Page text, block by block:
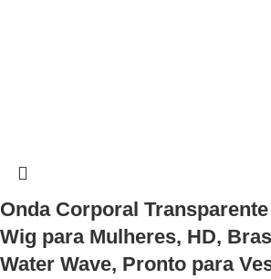
Onda Corporal
Wig para Mulheres, HD,
Water Wave, Pronto para